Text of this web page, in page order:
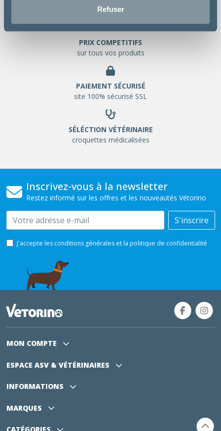
Refuser
chez votre vétérinaire
PRIX COMPETITIFS
sur tous vos produits
PAIEMENT SÉCURISÉ
site 100% sécurisé SSL
SÉLÉCTION VÉTÉRINAIRE
croquettes médicalisées
Inscrivez-vous à la newsletter
Restez informé sur les offres et les nouveautés Vétorino
Email S'inscrire
J'accepte les conditions générales et la politique de confidentialité
MON COMPTE
ESPACE ASV & VÉTÉRINAIRES
INFORMATIONS
MARQUES